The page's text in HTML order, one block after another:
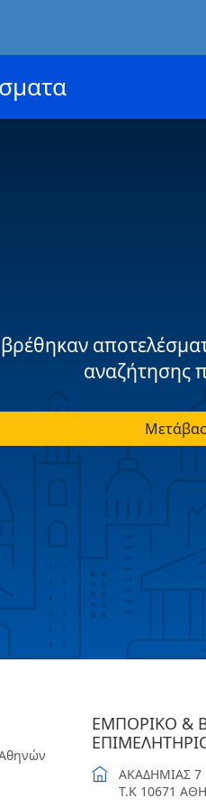
αναζήτησης
ΕΜΠΟΡΙΚΟ &
ΑΚΑΔΗΜΙΑΣ 7
T.K 10671